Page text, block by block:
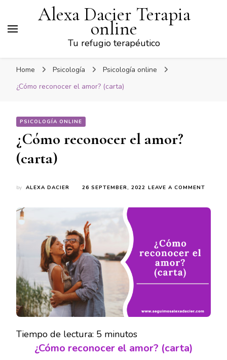
Alexa Dacier Terapia
online
Tu refugio terapéutico
Home Psicología
Psicología online
¿Cómo reconocer el amor? (carta)
PSICOLOGÍA ONLINE
¿Cómo reconocer el amor?
(carta)
by ALEXA DACIER 26 SEPTEMBER, 2022 LEAVE A COMMENT
Tiempo de lectura: 5 minutos
¿Cómo reconocer el amor? (carta)